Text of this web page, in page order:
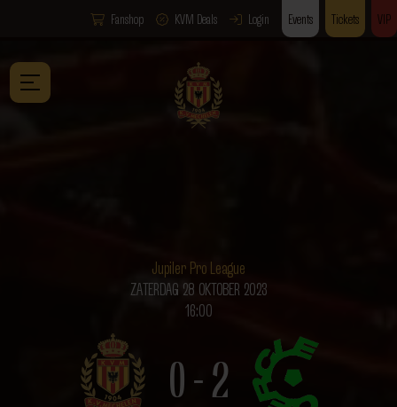
Fanshop KVM Deals Login Events Tickets VIP
Jupiler Pro League
ZATERDAG 28 OKTOBER 2023
16:00
0 - 2